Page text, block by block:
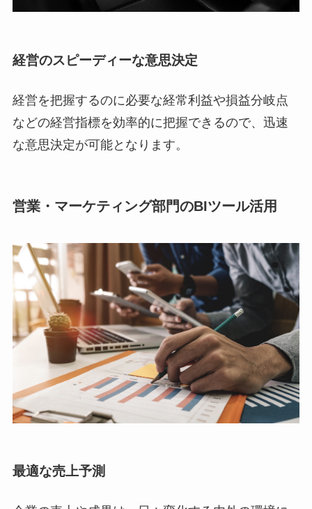
経営のスピーディーな意思決定
経営を把握するのに必要な経常利益や損益分岐点
などの経営指標を効率的に把握できるので、迅速
な意思決定が可能となります。
営業・マーケティング部門のBIツール活用
最適な売上予測